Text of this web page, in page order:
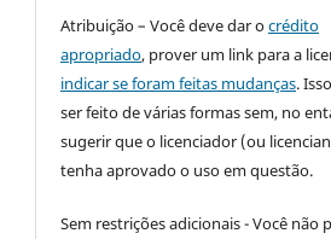
Atribuição – Você deve dar ocrédito
apropriado, prover um link para a
indicar se foram feitas mudanças.
ser feito de várias formas sem, no
sugerir que o licenciador (ou
tenha aprovado o uso em questão.
Sem restrições adicionais - Você não